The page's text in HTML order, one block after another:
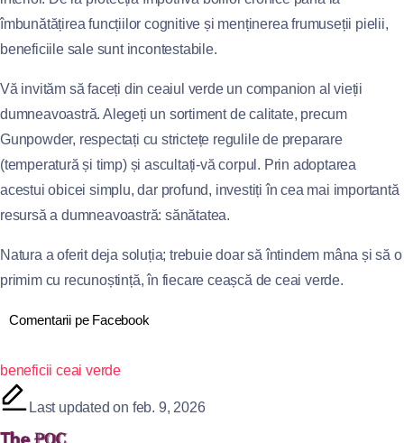
îmbunătățirea funcțiilor cognitive și menținerea frumuseții pielii,
beneficiile sale sunt incontestabile.
Vă invităm să faceți din ceaiul verde un companion al vieții
dumneavoastră. Alegeți un sortiment de calitate, precum
Gunpowder, respectați cu strictețe regulile de preparare
(temperatură și timp) și ascultați-vă corpul. Prin adoptarea
acestui obicei simplu, dar profund, investiți în cea mai importantă
resursă a dumneavoastră: sănătatea.
Natura a oferit deja soluția; trebuie doar să întindem mâna și să o
primim cu recunoștință, în fiecare ceașcă de ceai verde.
Comentarii pe Facebook
beneficii ceai verde
Last updated on feb. 9, 2026